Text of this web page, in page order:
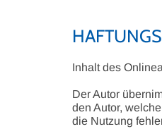
Inhalt des
Der Autor
den Autor,
die Nutzung